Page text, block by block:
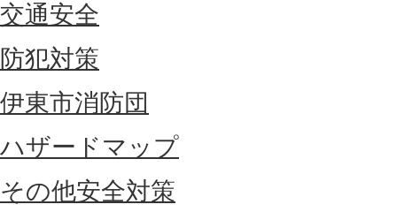
交通安全
防犯対策
伊東市消防団
ハザードマップ
その他安全対策